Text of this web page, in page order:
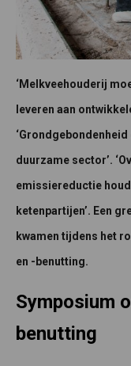
‘Melkveehouderij
leveren aan
duurzame sector’.
emissiereductie
ketenpartijen’. Een
kwamen tijdens het
en -benutting.
Symposium
benutting